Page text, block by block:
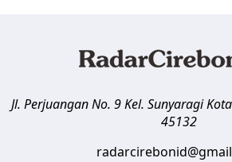
Jl. Perjuangan No. 9 Kel. Sunyaragi
45132